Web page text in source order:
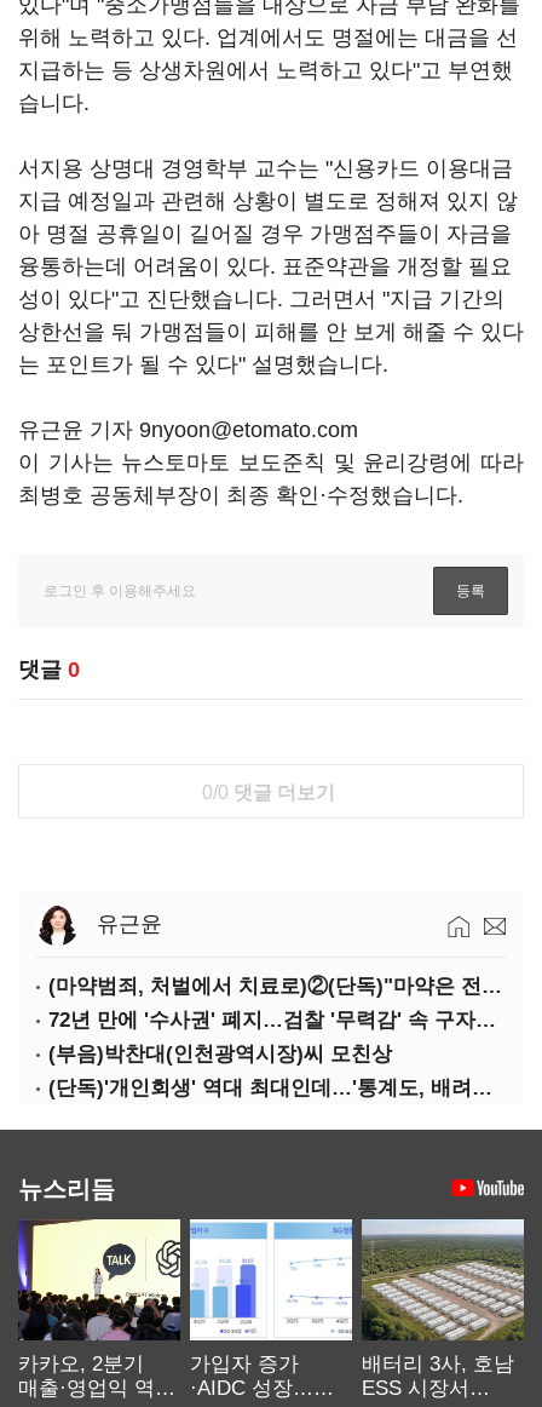
있다"며 "중소가맹점들을 대상으로 자금 부담 완화를
위해 노력하고 있다. 업계에서도 명절에는 대금을 선
지급하는 등 상생차원에서 노력하고 있다"고 부연했
습니다.
서지용 상명대 경영학부 교수는 "신용카드 이용대금
지급 예정일과 관련해 상황이 별도로 정해져 있지 않
아 명절 공휴일이 길어질 경우 가맹점주들이 자금을
융통하는데 어려움이 있다. 표준약관을 개정할 필요
성이 있다"고 진단했습니다. 그러면서 "지급 기간의
상한선을 둬 가맹점들이 피해를 안 보게 해줄 수 있다
는 포인트가 될 수 있다" 설명했습니다.
유근윤 기자 9nyoon@etomato.com
이 기사는 뉴스토마토 보도준칙 및 윤리강령에 따라
최병호 공동체부장이 최종 확인·수정했습니다.
댓글 0
0/0 댓글 더보기
유근윤
(마약범죄, 처벌에서 치료로)②(단독)"마약은 전염병…여성 맞춤형 재활과정 개발 중"
72년 만에 '수사권' 폐지…검찰 '무력감' 속 구자현 사의
(부음)박찬대(인천광역시장)씨 모친상
(단독)'개인회생' 역대 최대인데…'통계도, 배려도' 없는 사법부
뉴스리듬
카카오, 2분기
매출·영업익 역대
가입자 증가
·AIDC 성장…
배터리 3사, 호남
ESS 시장서